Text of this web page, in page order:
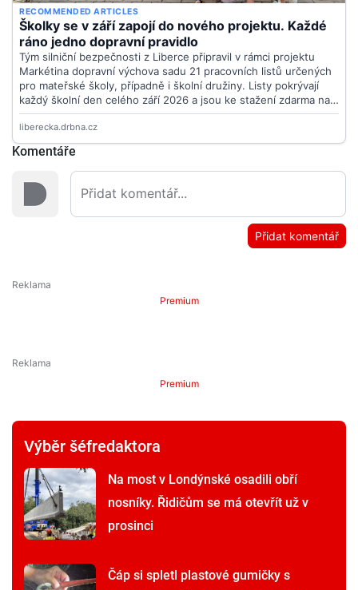
Komentáře
Přidat komentář
Premium
Premium
Výběr šéfredaktora
Na most v Londýnské osadili obří
nosníky. Řidičům se má otevřít už v
prosinci
Čáp si spletl plastové gumičky s